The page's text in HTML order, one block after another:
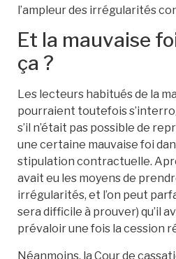
l’ampleur des irrégularités
Et la mauvaise
ça ?
Les lecteurs habitués de la
pourraient toutefois
s’il n’était pas possible de
une certaine mauvaise foi
stipulation contractuelle.
avait eu les moyens de
irrégularités, et l’on peut
sera difficile à prouver) qu’il
prévaloir une fois la cession
Néanmoins, la Cour de